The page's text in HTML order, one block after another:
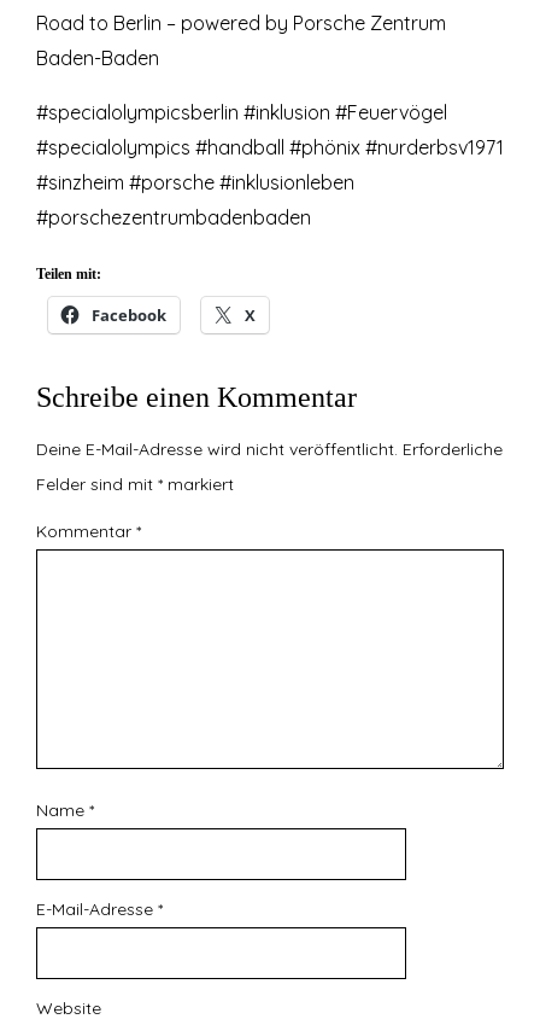
Road to Berlin – powered by Porsche Zentrum
Baden-Baden
#specialolympicsberlin #inklusion #Feuervögel
#specialolympics #handball #phönix #nurderbsv1971
#sinzheim #porsche #inklusionleben
#porschezentrumbadenbaden
Teilen mit:
Facebook X
Schreibe einen Kommentar
Deine E-Mail-Adresse wird nicht veröffentlicht. Erforderliche
Felder sind mit * markiert
Kommentar *
Name *
E-Mail-Adresse *
Website